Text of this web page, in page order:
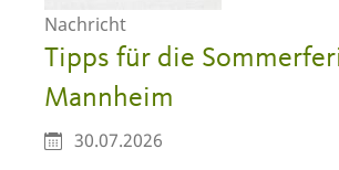
Nachricht
Tipps für die
Mannheim
30.07.2026